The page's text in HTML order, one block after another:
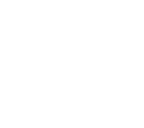
consentement, des
appropriées sont en
mécanisme juridique
seront partagées avec
BRP autorisé (qui
plateformes de médias
consultants en
fournisseurs de services